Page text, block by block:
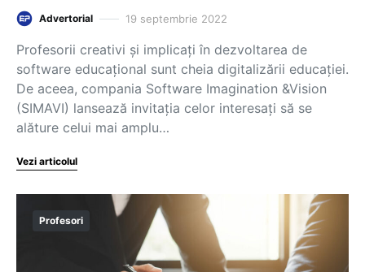
Advertorial 19 septembrie 2022
Profesorii creativi și implicați în dezvoltarea de
software educațional sunt cheia digitalizării educației.
De aceea, compania Software Imagination &Vision
(SIMAVI) lansează invitația celor interesați să se
alăture celui mai amplu…
Vezi articolul
Profesori